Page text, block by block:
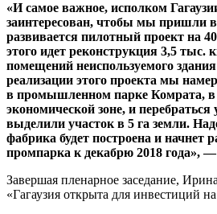
«И самое важное, исполком
заинтересован, чтобы мы пришли
развивается пилотный проект на
этого идет реконструкция 3,5 тыс.
помещений неиспользуемого
реализации этого проекта мы
в промышленном парке Комрата, в
экономической зоне, и
выделили участок в 5 га земли.
фабрика будет построена и начнет
промпарка к декабрю 2018 года», —
Завершая пленарное заседание,
«Гагаузия открыта для инвестиций